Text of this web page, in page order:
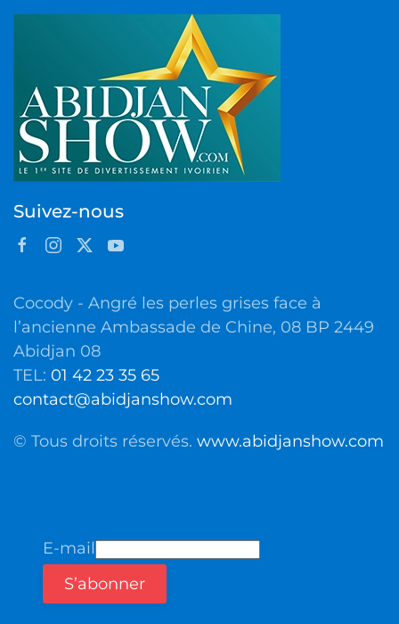
Suivez-nous
Cocody - Angré les perles grises face à
l’ancienne Ambassade de Chine, 08 BP 2449
Abidjan 08
TEL: 01 42 23 35 65
contact@abidjanshow.com
© Tous droits réservés. www.abidjanshow.com
E-mail
S’abonner